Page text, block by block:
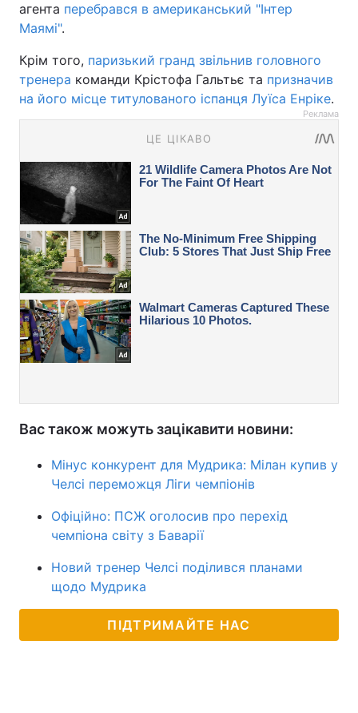
агента перебрався в американський "Інтер
Маямі".
Крім того, паризький гранд звільнив головного
тренера команди Крістофа Гальтьє та призначив
на його місце титулованого іспанця Луїса Енріке.
Реклама
Вас також можуть зацікавити новини:
Мінус конкурент для Мудрика: Мілан купив у
Челсі переможця Ліги чемпіонів
Офіційно: ПСЖ оголосив про перехід
чемпіона світу з Баварії
Новий тренер Челсі поділився планами
щодо Мудрика
ПІДТРИМАЙТЕ НАС